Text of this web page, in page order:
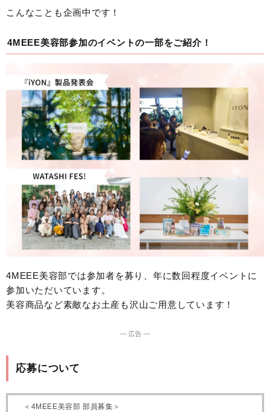
こんなことも企画中です！
4MEEE美容部参加のイベントの一部をご紹介！
4MEEE美容部では参加者を募り、年に数回程度イベントに
参加いただいています。
美容商品など素敵なお土産も沢山ご用意しています！
― 広告 ―
応募について
＜4MEEE美容部 部員募集＞